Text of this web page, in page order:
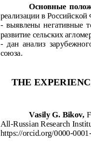
Основные
реализации в
- выявлены негативные
развитие сельских
- дан анализ
союза.
THE
Vasily G. Bikov,
All-Russian Research
https://orcid.org/0000-